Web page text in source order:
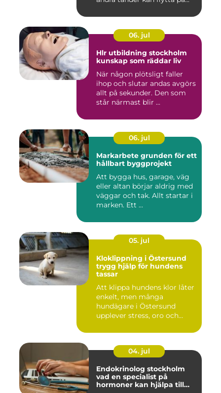
06. jul
Hlr utbildning stockholm
kunskap som räddar liv
När någon plötsligt faller
ihop och slutar andas avgörs
allt på sekunder. Den som
står närmast blir ...
06. jul
Markarbete grunden för ett
hållbart byggprojekt
Att bygga hus, garage, väg
eller altan börjar aldrig med
väggar och tak. Allt startar i
marken. Ett ...
05. jul
Kloklippning i Östersund
trygg hjälp för hundens
tassar
Att klippa hundens klor låter
enkelt, men många
hundägare i Östersund
upplever stress, oro och
04. jul
Endokrinolog stockholm
vad en specialist på
hormoner kan hjälpa till